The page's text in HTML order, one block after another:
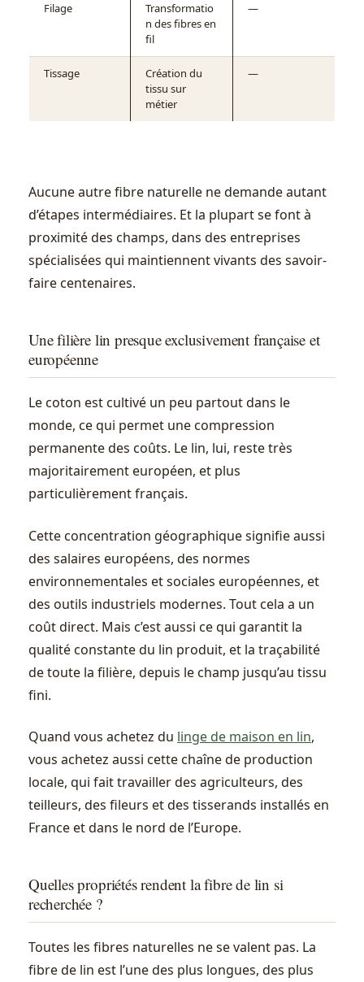
Filage
Transformatio
n des fibres en
fil
—
Tissage
Création du
tissu sur
métier
—
Aucune autre fibre naturelle ne demande autant
d’étapes intermédiaires. Et la plupart se font à
proximité des champs, dans des entreprises
spécialisées qui maintiennent vivants des savoir-
faire centenaires.
Une filière lin presque exclusivement française et
européenne
Le coton est cultivé un peu partout dans le
monde, ce qui permet une compression
permanente des coûts. Le lin, lui, reste très
majoritairement européen, et plus
particulièrement français.
Cette concentration géographique signifie aussi
des salaires européens, des normes
environnementales et sociales européennes, et
des outils industriels modernes. Tout cela a un
coût direct. Mais c’est aussi ce qui garantit la
qualité constante du lin produit, et la traçabilité
de toute la filière, depuis le champ jusqu’au tissu
fini.
Quand vous achetez du linge de maison en lin,
vous achetez aussi cette chaîne de production
locale, qui fait travailler des agriculteurs, des
teilleurs, des fileurs et des tisserands installés en
France et dans le nord de l’Europe.
Quelles propriétés rendent la fibre de lin si
recherchée ?
Toutes les fibres naturelles ne se valent pas. La
fibre de lin est l’une des plus longues, des plus